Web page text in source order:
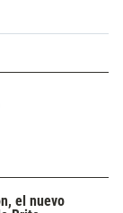
el nuevo